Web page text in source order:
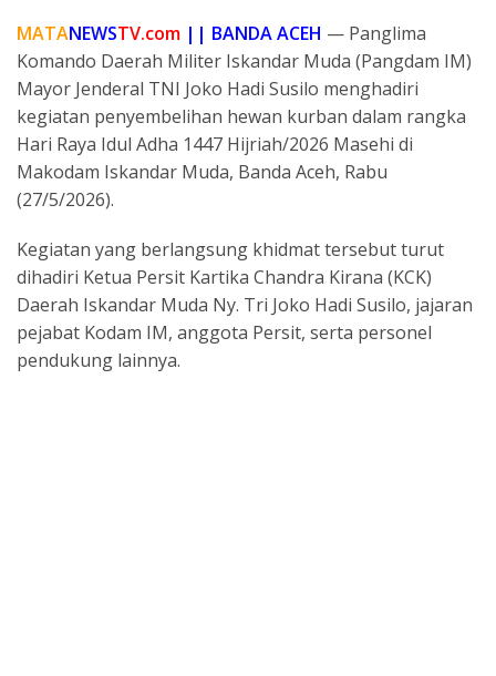
e
b
o
o
k
ai
l
at
s
A
p
p
re
a
d
s
e
gr
a
m
ar
e
MATANEWSTV.com || BANDA ACEH — Panglima
Komando Daerah Militer Iskandar Muda (Pangdam IM)
Mayor Jenderal TNI Joko Hadi Susilo menghadiri
kegiatan penyembelihan hewan kurban dalam rangka
Hari Raya Idul Adha 1447 Hijriah/2026 Masehi di
Makodam Iskandar Muda, Banda Aceh, Rabu
(27/5/2026).
Kegiatan yang berlangsung khidmat tersebut turut
dihadiri Ketua Persit Kartika Chandra Kirana (KCK)
Daerah Iskandar Muda Ny. Tri Joko Hadi Susilo, jajaran
pejabat Kodam IM, anggota Persit, serta personel
pendukung lainnya.